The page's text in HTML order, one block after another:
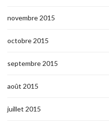
novembre 2015
octobre 2015
septembre 2015
août 2015
juillet 2015